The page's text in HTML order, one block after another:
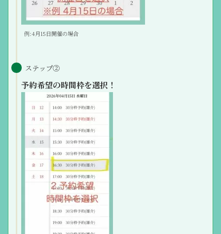
例:4月15日開催の場合
ステップ②
予約希望の時間枠を選択！